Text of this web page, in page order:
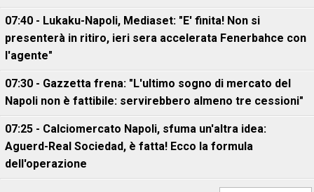
07:40 - Lukaku-Napoli, Mediaset: "E' finita! Non si
presenterà in ritiro, ieri sera accelerata Fenerbahce con
l'agente"
07:30 - Gazzetta frena: "L'ultimo sogno di mercato del
Napoli non è fattibile: servirebbero almeno tre cessioni"
07:25 - Calciomercato Napoli, sfuma un'altra idea:
Aguerd-Real Sociedad, è fatta! Ecco la formula
dell'operazione